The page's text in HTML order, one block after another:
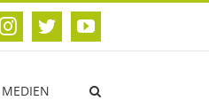
Instagram
TwitterYouTube
MEDIEN